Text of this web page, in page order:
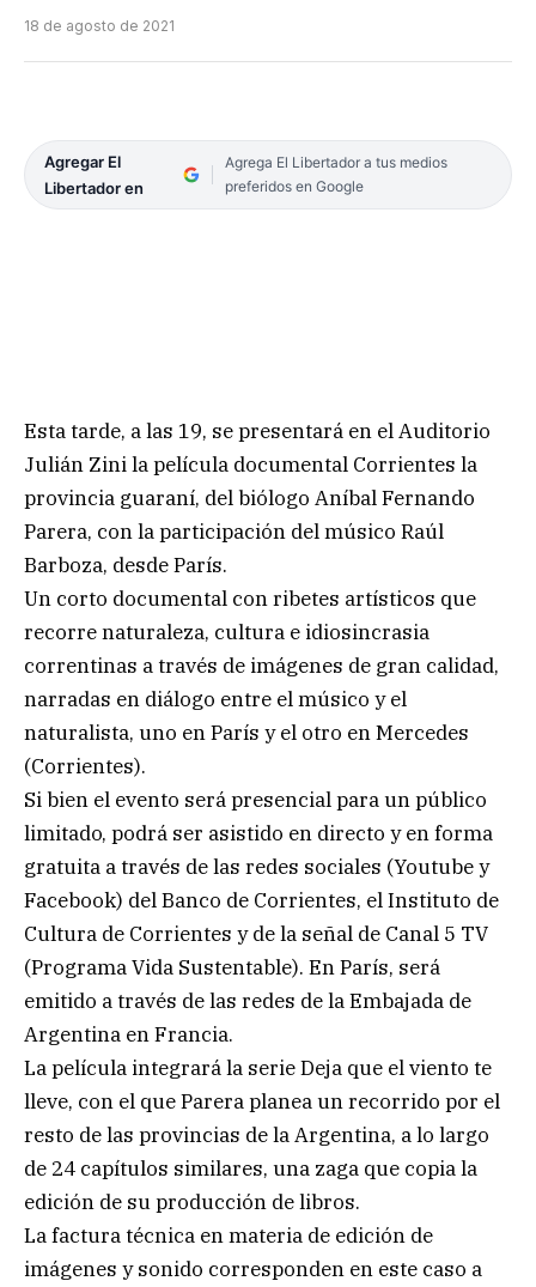
18 de agosto de 2021
Agregar El
Libertador en
Agrega El Libertador a tus medios
preferidos en Google
Esta tarde, a las 19, se presentará en el Auditorio
Julián Zini la película documental Corrientes la
provincia guaraní, del biólogo Aníbal Fernando
Parera, con la participación del músico Raúl
Barboza, desde París.
Un corto documental con ribetes artísticos que
recorre naturaleza, cultura e idiosincrasia
correntinas a través de imágenes de gran calidad,
narradas en diálogo entre el músico y el
naturalista, uno en París y el otro en Mercedes
(Corrientes).
Si bien el evento será presencial para un público
limitado, podrá ser asistido en directo y en forma
gratuita a través de las redes sociales (Youtube y
Facebook) del Banco de Corrientes, el Instituto de
Cultura de Corrientes y de la señal de Canal 5 TV
(Programa Vida Sustentable). En París, será
emitido a través de las redes de la Embajada de
Argentina en Francia.
La película integrará la serie Deja que el viento te
lleve, con el que Parera planea un recorrido por el
resto de las provincias de la Argentina, a lo largo
de 24 capítulos similares, una zaga que copia la
edición de su producción de libros.
La factura técnica en materia de edición de
imágenes y sonido corresponden en este caso a